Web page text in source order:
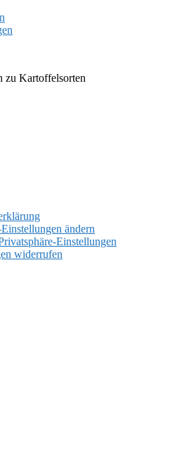
zu Kartoffelsorten
ändern
Einstellungen
widerrufen